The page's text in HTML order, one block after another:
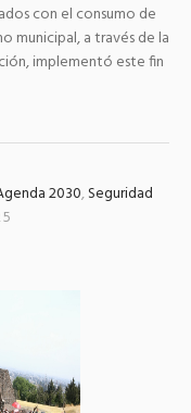
con el consumo de
municipal, a través de la
implementó este fin
2030,Seguridad